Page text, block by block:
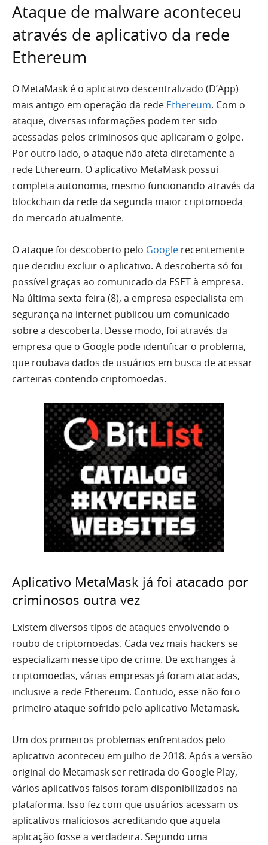
Ataque de malware aconteceu
através de aplicativo da rede
Ethereum
O MetaMask é o aplicativo descentralizado (D’App)
mais antigo em operação da rede Ethereum. Com o
ataque, diversas informações podem ter sido
acessadas pelos criminosos que aplicaram o golpe.
Por outro lado, o ataque não afeta diretamente a
rede Ethereum. O aplicativo MetaMask possui
completa autonomia, mesmo funcionando através da
blockchain da rede da segunda maior criptomoeda
do mercado atualmente.
O ataque foi descoberto pelo Google recentemente
que decidiu excluir o aplicativo. A descoberta só foi
possível graças ao comunicado da ESET à empresa.
Na última sexta-feira (8), a empresa especialista em
segurança na internet publicou um comunicado
sobre a descoberta. Desse modo, foi através da
empresa que o Google pode identificar o problema,
que roubava dados de usuários em busca de acessar
carteiras contendo criptomoedas.
Aplicativo MetaMask já foi atacado por
criminosos outra vez
Existem diversos tipos de ataques envolvendo o
roubo de criptomoedas. Cada vez mais hackers se
especializam nesse tipo de crime. De exchanges à
criptomoedas, várias empresas já foram atacadas,
inclusive a rede Ethereum. Contudo, esse não foi o
primeiro ataque sofrido pelo aplicativo Metamask.
Um dos primeiros problemas enfrentados pelo
aplicativo aconteceu em julho de 2018. Após a versão
original do Metamask ser retirada do Google Play,
vários aplicativos falsos foram disponibilizados na
plataforma. Isso fez com que usuários acessam os
aplicativos maliciosos acreditando que aquela
aplicação fosse a verdadeira. Segundo uma